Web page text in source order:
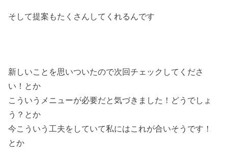
そして提案もたくさんしてくれるんです
新しいことを思いついたので次回チェックしてくださ
い！とか
こういうメニューが必要だと気づきました！どうでしょ
う？とか
今こういう工夫をしていて私にはこれが合いそうです！
とか